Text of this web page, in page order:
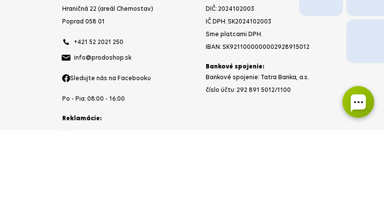
Hraničná 22 (areál Chemostav)
Poprad 058 01
+421 52 2021 250
info@prodoshop.sk
Sledujte nás na Facebooku
Po - Pia: 08:00 - 16:00
Reklamácie:
DIČ: 2024102003
IČ DPH: SK2024102003
Sme platcami DPH.
IBAN: SK9211000000002928915012
Bankové spojenie:
Bankové spojenie: Tatra Banka, a.s.
číslo účtu: 292 891 5012/1100